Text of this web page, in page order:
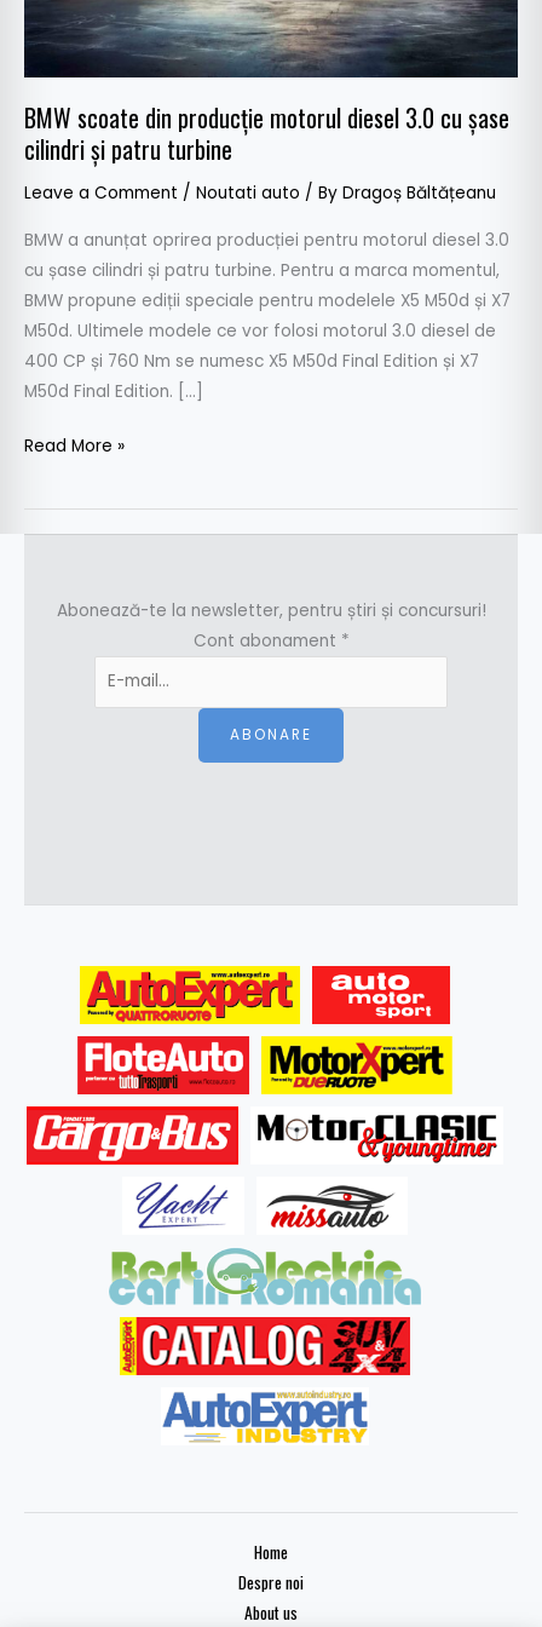
BMW scoate din producție motorul diesel 3.0 cu șase
cilindri și patru turbine
Leave a Comment / Noutati auto / By Dragoș Băltățeanu
BMW a anunțat oprirea producției pentru motorul diesel 3.0
cu șase cilindri și patru turbine. Pentru a marca momentul,
BMW propune ediții speciale pentru modelele X5 M50d și X7
M50d. Ultimele modele ce vor folosi motorul 3.0 diesel de
400 CP și 760 Nm se numesc X5 M50d Final Edition și X7
M50d Final Edition. […]
șase
cilindri
și
patru
turbine
Read More »
Abonează-te la newsletter, pentru știri și concursuri!
Cont abonament *
ABONARE
Home
Despre noi
About us